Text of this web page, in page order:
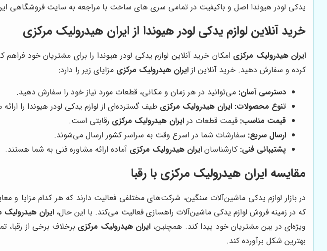
یدکی لودر هیوندا اصل و باکیفیت در تمامی سری های ساخت با مراجعه به سایت فروشگاهی
خرید آنلاین لوازم یدکی لودر هیوندا از ایران هیدرولیک مرکزی
ایران هیدرولیک مرکزی امکان خرید آنلاین لوازم یدکی لودر هیوندا را برای مشتریان خود
کرده و سفارش دهید. خرید آنلاین از ایران هیدرولیک مرکزی مزایای زیر را دارد:
دسترسی آسان: می‌توانید در هر زمان و مکانی، قطعات مورد نیاز خود را سفارش دهید.
تنوع محصولات: ایران هیدرولیک مرکزی طیف گسترده‌ای از لوازم یدکی لودر هیوندا را
قیمت مناسب: قیمت قطعات در ایران هیدرولیک مرکزی رقابتی است.
ارسال سریع: سفارشات شما در اسرع وقت به سراسر کشور ارسال می‌شوند.
پشتیبانی فنی: کارشناسان ایران هیدرولیک مرکزی آماده ارائه مشاوره فنی به شما هستند.
مقایسه ایران هیدرولیک مرکزی با رقبا
در بازار لوازم یدکی ماشین‌آلات سنگین، شرکت‌های مختلفی فعالیت دارند که هر کدام مزایا و
که در زمینه فروش لوازم یدکی ماشین‌آلات راهسازی فعالیت می‌کند. با این حال، ایران هیدرولیک
ویژه‌ای در بین مشتریان خود پیدا کند. همچنین،ایران هیدرولیک مرکزی برخلاف برخی از رقبا،
بهترین شکل برآورده کند.